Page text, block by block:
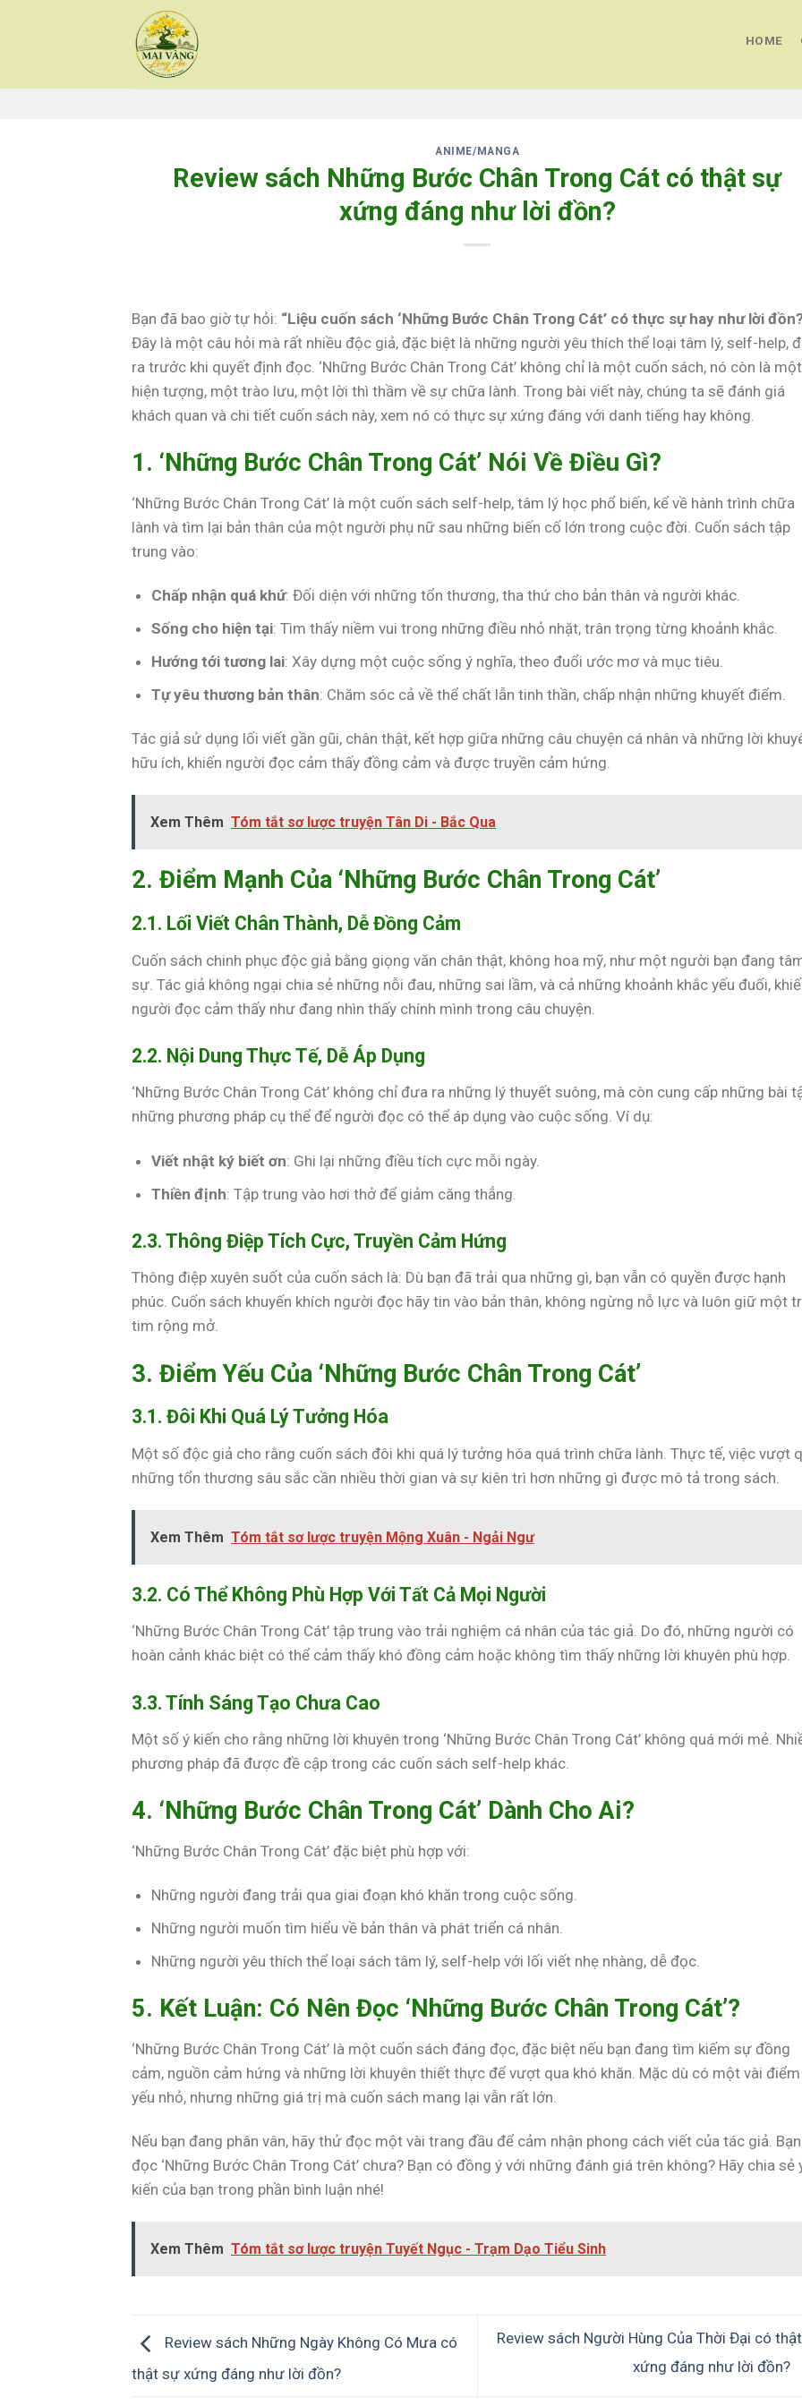
HOME
ANIME/MANGA
Review sách Những Bước Chân Trong Cát có thật sự
xứng đáng như lời đồn?
Bạn đã bao giờ tự hỏi: “Liệu cuốn sách ‘Những Bước Chân Trong Cát’ có thực sự hay như lời
Đây là một câu hỏi mà rất nhiều độc giả, đặc biệt là những người yêu thích thể loại tâm lý, self-help,
ra trước khi quyết định đọc. ‘Những Bước Chân Trong Cát’ không chỉ là một cuốn sách, nó còn là một
hiện tượng, một trào lưu, một lời thì thầm về sự chữa lành. Trong bài viết này, chúng ta sẽ đánh giá
khách quan và chi tiết cuốn sách này, xem nó có thực sự xứng đáng với danh tiếng hay không.
1. ‘Những Bước Chân Trong Cát’ Nói Về Điều Gì?
‘Những Bước Chân Trong Cát’ là một cuốn sách self-help, tâm lý học phổ biến, kể về hành trình chữa
lành và tìm lại bản thân của một người phụ nữ sau những biến cố lớn trong cuộc đời. Cuốn sách tập
trung vào:
Chấp nhận quá khứ: Đối diện với những tổn thương, tha thứ cho bản thân và người khác.
Sống cho hiện tại: Tìm thấy niềm vui trong những điều nhỏ nhặt, trân trọng từng khoảnh khắc.
Hướng tới tương lai: Xây dựng một cuộc sống ý nghĩa, theo đuổi ước mơ và mục tiêu.
Tự yêu thương bản thân: Chăm sóc cả về thể chất lẫn tinh thần, chấp nhận những khuyết điểm.
Tác giả sử dụng lối viết gần gũi, chân thật, kết hợp giữa những câu chuyện cá nhân và những lời
hữu ích, khiến người đọc cảm thấy đồng cảm và được truyền cảm hứng.
Xem Thêm Tóm tắt sơ lược truyện Tân Di - Bắc Qua
2. Điểm Mạnh Của ‘Những Bước Chân Trong Cát’
2.1. Lối Viết Chân Thành, Dễ Đồng Cảm
Cuốn sách chinh phục độc giả bằng giọng văn chân thật, không hoa mỹ, như một người bạn đang
sự. Tác giả không ngại chia sẻ những nỗi đau, những sai lầm, và cả những khoảnh khắc yếu đuối,
người đọc cảm thấy như đang nhìn thấy chính mình trong câu chuyện.
2.2. Nội Dung Thực Tế, Dễ Áp Dụng
‘Những Bước Chân Trong Cát’ không chỉ đưa ra những lý thuyết suông, mà còn cung cấp những bài
những phương pháp cụ thể để người đọc có thể áp dụng vào cuộc sống. Ví dụ:
Viết nhật ký biết ơn: Ghi lại những điều tích cực mỗi ngày.
Thiền định: Tập trung vào hơi thở để giảm căng thẳng.
2.3. Thông Điệp Tích Cực, Truyền Cảm Hứng
Thông điệp xuyên suốt của cuốn sách là: Dù bạn đã trải qua những gì, bạn vẫn có quyền được hạnh
phúc. Cuốn sách khuyến khích người đọc hãy tin vào bản thân, không ngừng nỗ lực và luôn giữ một
tim rộng mở.
3. Điểm Yếu Của ‘Những Bước Chân Trong Cát’
3.1. Đôi Khi Quá Lý Tưởng Hóa
Một số độc giả cho rằng cuốn sách đôi khi quá lý tưởng hóa quá trình chữa lành. Thực tế, việc vượt
những tổn thương sâu sắc cần nhiều thời gian và sự kiên trì hơn những gì được mô tả trong sách.
Xem Thêm Tóm tắt sơ lược truyện Mộng Xuân - Ngải Ngư
3.2. Có Thể Không Phù Hợp Với Tất Cả Mọi Người
‘Những Bước Chân Trong Cát’ tập trung vào trải nghiệm cá nhân của tác giả. Do đó, những người có
hoàn cảnh khác biệt có thể cảm thấy khó đồng cảm hoặc không tìm thấy những lời khuyên phù hợp.
3.3. Tính Sáng Tạo Chưa Cao
Một số ý kiến cho rằng những lời khuyên trong ‘Những Bước Chân Trong Cát’ không quá mới mẻ.
phương pháp đã được đề cập trong các cuốn sách self-help khác.
4. ‘Những Bước Chân Trong Cát’ Dành Cho Ai?
‘Những Bước Chân Trong Cát’ đặc biệt phù hợp với:
Những người đang trải qua giai đoạn khó khăn trong cuộc sống.
Những người muốn tìm hiểu về bản thân và phát triển cá nhân.
Những người yêu thích thể loại sách tâm lý, self-help với lối viết nhẹ nhàng, dễ đọc.
5. Kết Luận: Có Nên Đọc ‘Những Bước Chân Trong Cát’?
‘Những Bước Chân Trong Cát’ là một cuốn sách đáng đọc, đặc biệt nếu bạn đang tìm kiếm sự đồng
cảm, nguồn cảm hứng và những lời khuyên thiết thực để vượt qua khó khăn. Mặc dù có một vài điểm
yếu nhỏ, nhưng những giá trị mà cuốn sách mang lại vẫn rất lớn.
Nếu bạn đang phân vân, hãy thử đọc một vài trang đầu để cảm nhận phong cách viết của tác giả.
đọc ‘Những Bước Chân Trong Cát’ chưa? Bạn có đồng ý với những đánh giá trên không? Hãy chia sẻ
kiến của bạn trong phần bình luận nhé!
Xem Thêm Tóm tắt sơ lược truyện Tuyết Ngục - Trạm Dạo Tiểu Sinh
Review sách Những Ngày Không Có Mưa có
thật sự xứng đáng như lời đồn?
Review sách Người Hùng Của Thời Đại có
xứng đáng như lời đồn?